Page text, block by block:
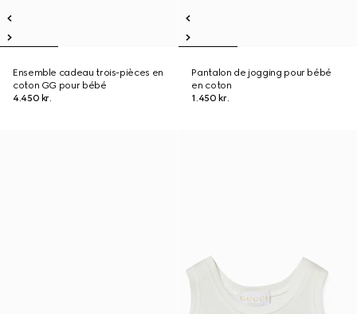
Ensemble cadeau trois-pièces en
coton GG pour bébé
4.450 kr.
Pantalon de jogging pour bébé
en coton
1.450 kr.